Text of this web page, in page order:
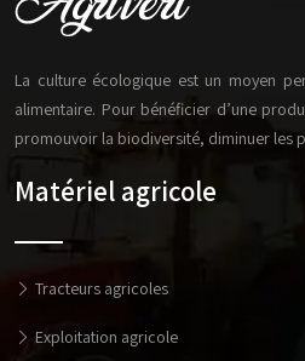
La culture écologique est un moyen
alimentaire. Pour bénéficier d’une
promouvoir la biodiversité, diminuer les
Matériel agricole
Tracteurs agricoles
Exploitation agricole